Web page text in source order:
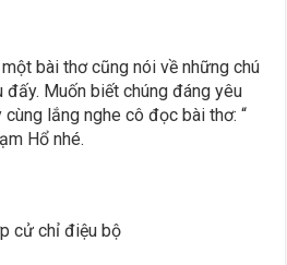
bài thơ cũng nói về những chú
đấy. Muốn biết chúng đáng yêu
lắng nghe cô đọc bài thơ: “
Hổ nhé.
cử chỉ điệu bộ